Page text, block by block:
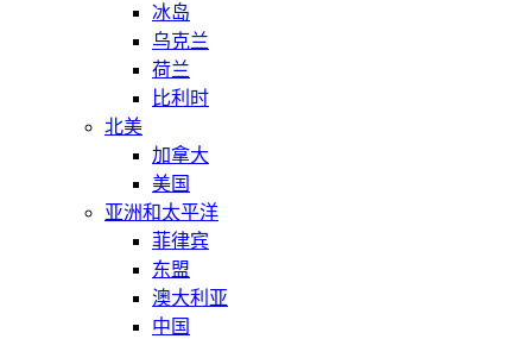
冰岛
乌克兰
荷兰
比利时
北美
加拿大
美国
亚洲和太平洋
菲律宾
东盟
澳大利亚
中国